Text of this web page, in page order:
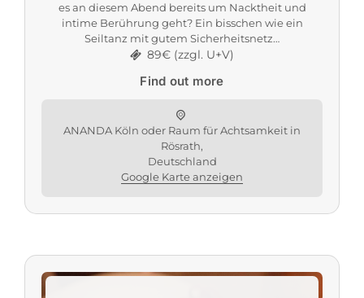
es an diesem Abend bereits um Nacktheit und
intime Berührung geht? Ein bisschen wie ein
Seiltanz mit gutem Sicherheitsnetz…
89€ (zzgl. U+V)
Find out more
ANANDA Köln oder Raum für Achtsamkeit in
Rösrath,
Deutschland
Google Karte anzeigen